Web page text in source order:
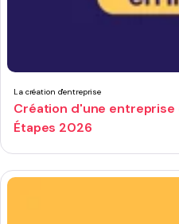
La création d'entreprise
Création d'une entreprise
Étapes 2026